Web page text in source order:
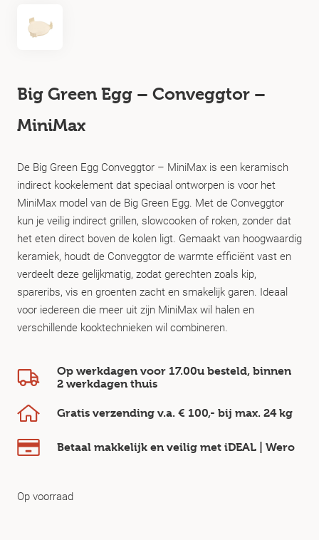
Big Green Egg – Conveggtor –
MiniMax
De Big Green Egg Conveggtor – MiniMax is een keramisch
indirect kookelement dat speciaal ontworpen is voor het
MiniMax model van de Big Green Egg. Met de Conveggtor
kun je veilig indirect grillen, slowcooken of roken, zonder dat
het eten direct boven de kolen ligt. Gemaakt van hoogwaardig
keramiek, houdt de Conveggtor de warmte efficiënt vast en
verdeelt deze gelijkmatig, zodat gerechten zoals kip,
spareribs, vis en groenten zacht en smakelijk garen. Ideaal
voor iedereen die meer uit zijn MiniMax wil halen en
verschillende kooktechnieken wil combineren.
Op werkdagen voor 17.00u besteld, binnen
2 werkdagen thuis
Gratis verzending v.a. € 100,- bij max. 24 kg
Betaal makkelijk en veilig met iDEAL | Wero
Op voorraad